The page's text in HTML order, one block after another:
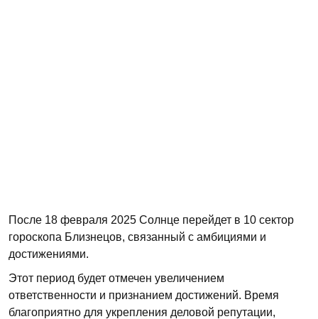
После 18 февраля 2025 Солнце перейдет в 10 сектор
гороскопа Близнецов, связанный с амбициями и
достижениями.
Этот период будет отмечен увеличением
ответственности и признанием достижений. Время
благоприятно для укрепления деловой репутации,